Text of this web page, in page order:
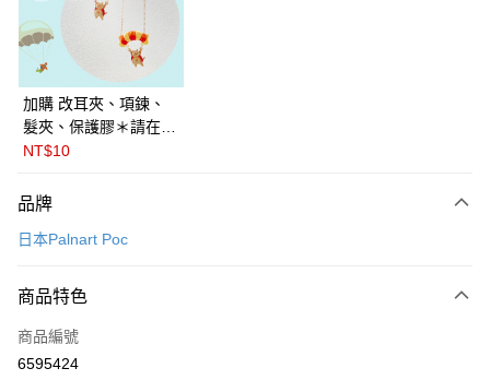
Google Pay
全盈+PAY
ATM付款
每筆NT$60
付款後萊爾富取貨
付款後7-11取貨
加購 改耳夾、項鍊、
髮夾、保護膠＊請在訂
單備註商品及欲修改的
PalnartPoc + 🇬🇧英國
FABLE 寓言
NT$10
品牌
日本Palnart Poc
商品特色
商品編號
6595424